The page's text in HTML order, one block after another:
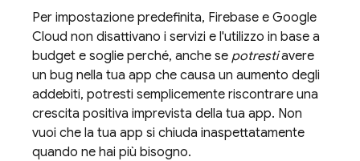
Per impostazione predefinita, Firebase e Google
Cloud non disattivano i servizi e l'utilizzo in base a
budget e soglie perché, anche se potrestiavere
un bug nella tua app che causa un aumento degli
addebiti, potresti semplicemente riscontrare una
crescita positiva imprevista della tua app. Non
vuoi che la tua app si chiuda inaspettatamente
quando ne hai più bisogno.